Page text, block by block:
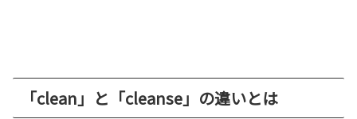
「clean」と「cleanse」の違いとは